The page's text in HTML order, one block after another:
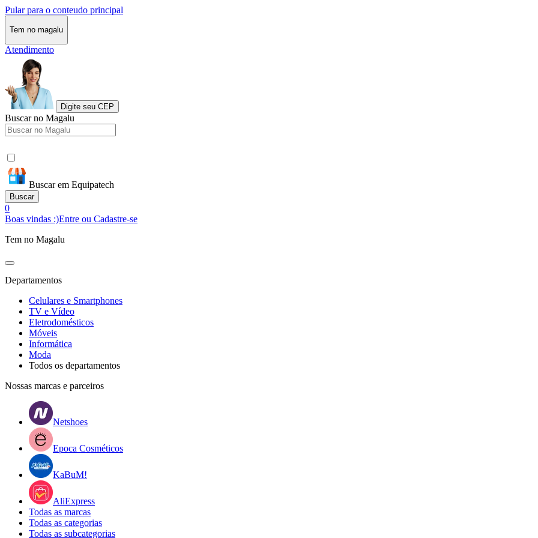
Pular para o conteudo principal
Tem no magalu
Atendimento
Digite seu CEP
Buscar no Magalu
Buscar em Equipatech
Buscar
0
Boas vindas :)Entre ou Cadastre-se
Tem no Magalu
Departamentos
Celulares e Smartphones
TV e Vídeo
Eletrodomésticos
Móveis
Informática
Moda
Todos os departamentos
Nossas marcas e parceiros
Netshoes
Epoca Cosméticos
KaBuM!
AliExpress
Todas as marcas
Todas as categorias
Todas as subcategorias